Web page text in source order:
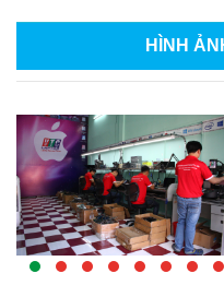
HÌNH